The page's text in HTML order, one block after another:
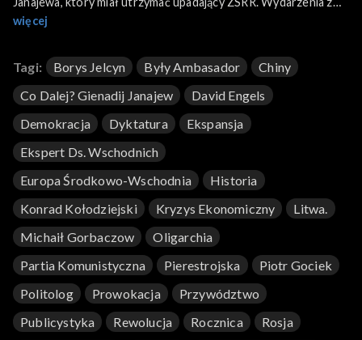
dni 19 – 21 sierpnia przeszły do historii jako pucz moskiewski,
władzę Michaiłowi Gorbaczowowi. Jakie były tego skutki dla
losów Europy Środkowo-Wschodniej?
Gośćmi programu są prof. Włodzimierz Marciniuk (politolog) i
dr Konrad Kołodziejski (ekspert ds. wschodnich).
więcej
Tagi: Borys Jelcyn Były Ambasador
Chiny
Co Dalej? Gienadij Janajew
David Engels
Demokracja
Dyktatura
Ekspansja
Ekspert Ds. Wschodnich
Europa Środkowo-Wschodnia
Historia
Konrad Kołodziejski
Kryzys Ekonomiczny
Litwa.
Michaił Gorbaczow
Oligarchia
Partia Komunistyczna
Pierestrojska
Piotr Gociek
Politolog
Prowokacja
Przywództwo
Publicystyka
Rewolucja Rocznica
Rosja